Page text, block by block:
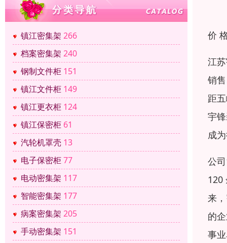
镇江密集架 266
档案密集架 240
钢制文件柜 151
镇江文件柜 149
镇江更衣柜 124
镇江保密柜 61
汽轮机罩壳 13
电子保密柜77
电动密集架 117
智能密集架 177
病案密集架 205
手动密集架 151
价
江
销
距
宇
成
公
120
来
的
事